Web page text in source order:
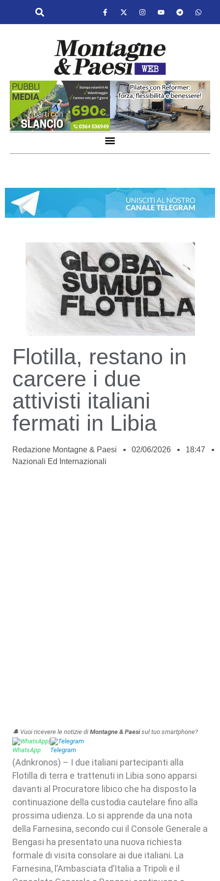
Flotilla, restano in
carcere i due
attivisti italiani
fermati in Libia
Redazione Montagne & Paesi 02/06/2026
18:47
Nazionali Ed Internazionali
🔔 Vuoi ricevere le notizie di Montagne & Paesisul tuo smartphone?
WhatsApp| Telegram
(Adnkronos) – I due italiani partecipanti alla
Flotilla di terra e trattenuti in Libia sono apparsi
davanti al Procuratore libico che ha disposto la
continuazione della custodia cautelare fino alla
prossima udienza. Lo si apprende da una nota
della Farnesina, secondo cui il Console Generale a
Bengasi ha presentato una nuova richiesta
formale di visita consolare ai due italiani. La
Farnesina, l’Ambasciata d’Italia a Tripoli e il